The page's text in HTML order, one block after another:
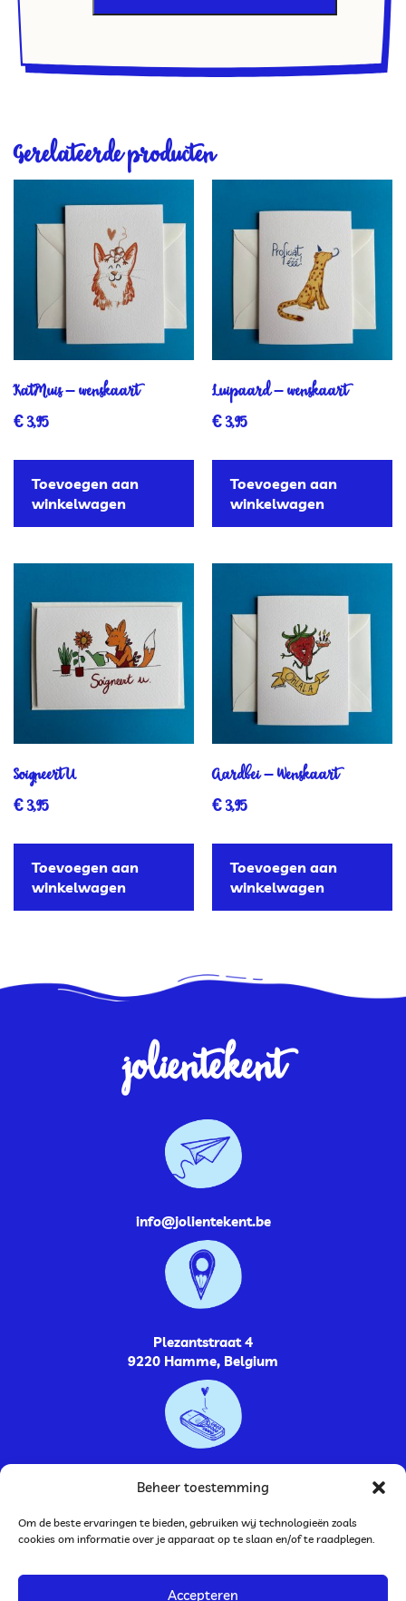
Beheer toestemming
Om de beste ervaringen te bieden, gebruiken wij technologieën zoals
cookies om informatie over je apparaat op te slaan en/of te raadplegen.
Accepteren
Gerelateerde producten
KatMuis – wenskaart
€3,95
Toevoegen aan
winkelwagen
Luipaard – wenskaart
€3,95
Toevoegen aan
winkelwagen
Soigneert U
€3,95
Toevoegen aan
winkelwagen
Aardbei – Wenskaart
€3,95
Toevoegen aan
winkelwagen
jolientekent
info@jolientekent.be
Plezantstraat 4
9220 Hamme, Belgium
0485264448